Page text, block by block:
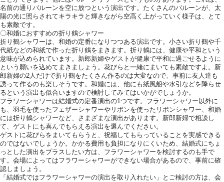
名前の通りバルーンを空に放つという演出です。たくさんのバルーンが、太
陽の光に照らされてキラキラと輝きながら空高く上がっていく様子は、とて
も素敵です。
〇和婚におすすめの折り鶴シャワー
折り鶴シャワーは、和婚の定番になりつつある演出です。小さい折り鶴や千
代紙などの和紙で作った折り鶴をまきます。折り鶴には、健康や平和という
意味が込められています。新郎新婦やゲストが健康で平和に過ごせるように
という願いを込めてまきましょう。花びらと一緒にまいても素敵ですよ。新
郎新婦の2人だけで折り鶴をたくさん作るのは大変なので、事前に友人達も
誘って作るのも楽しそうです。和婚には、他にも紙風船や水引などを降らせ
るという演出も似合いますので検討してみてはいかがでしょうか。
フラワーシャワーは結婚式の定番演出の1つです。フラワーシャワー以外に
も、羽毛を使ったフェザーシャワーやリボンを使ったリボンシャワー、和婚
には折り鶴シャワーなど、さまざまな演出があります。新郎新婦で相談し
て、ゲストにも喜んでもらえる演出を選んでください。
ゲストに花びらをまいてもらうと、祝福してもらっていることを実感できる
のではないでしょうか。かかる費用も負担になりにくいため、結婚式にちょ
っとした演出をプラスしたい方は、フラワーシャワーを検討するのも手で
す。会場によってはフラワーシャワーができない場合があるので、事前に確
認しましょう。
「結婚式ではフラワーシャワーの演出を取り入れたい」とご検討の方は、会